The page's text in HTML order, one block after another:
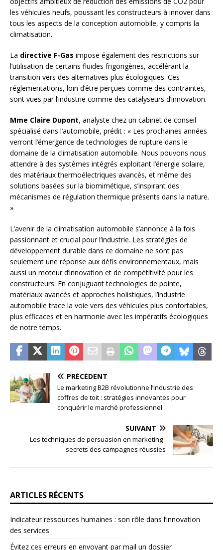
les véhicules neufs, poussant les constructeurs à innover dans
tous les aspects de la conception automobile, y compris la
climatisation.
La directive F-Gas impose également des restrictions sur
l’utilisation de certains fluides frigorigènes, accélérant la
transition vers des alternatives plus écologiques. Ces
réglementations, loin d’être perçues comme des contraintes,
sont vues par l’industrie comme des catalyseurs d’innovation.
Mme Claire Dupont, analyste chez un cabinet de conseil
spécialisé dans l’automobile, prédit : « Les prochaines années
verront l’émergence de technologies de rupture dans le
domaine de la climatisation automobile. Nous pouvons nous
attendre à des systèmes intégrés exploitant l’énergie solaire,
des matériaux thermoélectriques avancés, et même des
solutions basées sur la biomimétique, s’inspirant des
mécanismes de régulation thermique présents dans la nature.
»
L’avenir de la climatisation automobile s’annonce à la fois
passionnant et crucial pour l’industrie. Les stratégies de
développement durable dans ce domaine ne sont pas
seulement une réponse aux défis environnementaux, mais
aussi un moteur d’innovation et de compétitivité pour les
constructeurs. En conjuguant technologies de pointe,
matériaux avancés et approches holistiques, l’industrie
automobile trace la voie vers des véhicules plus confortables,
plus efficaces et en harmonie avec les impératifs écologiques
de notre temps.
PRÉCÉDENT
Le marketing B2B révolutionne l’industrie des
coffres de toit : stratégies innovantes pour
conquérir le marché professionnel
SUIVANT
Les techniques de persuasion en marketing :
secrets des campagnes réussies
ARTICLES RÉCENTS
Indicateur ressources humaines : son rôle dans l’innovation
des services
Évitez ces erreurs en envoyant par mail un dossier